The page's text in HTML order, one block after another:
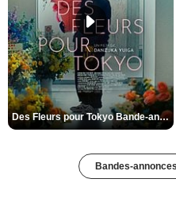
Des Fleurs pour Tokyo Bande-annonce VO STFR
Bandes-